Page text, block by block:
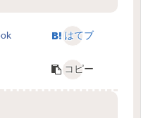
はてブ
コピー